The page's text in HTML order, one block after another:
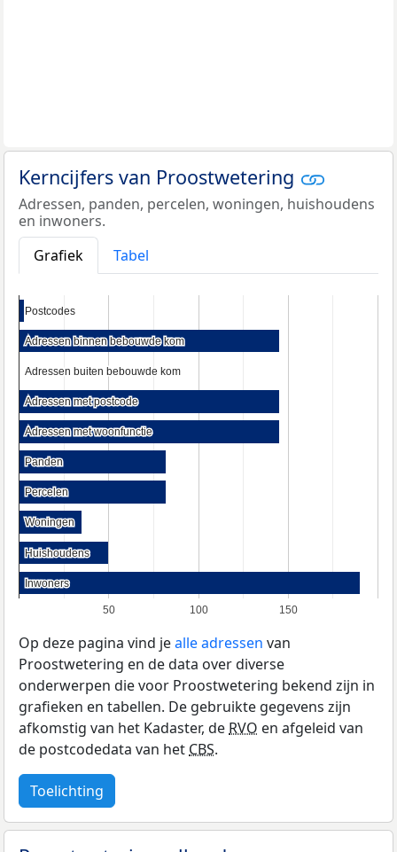
Kerncijfers van Proostwetering
Adressen, panden, percelen, woningen, huishoudens
en inwoners.
Grafiek
Tabel
50 100 150
Postcodes
Postcodes
Adressen binnen bebouwde kom
Adressen binnen bebouwde kom
Adressen buiten bebouwde kom
Adressen buiten bebouwde kom
Adressen met postcode
Adressen met postcode
Adressen met woonfunctie
Adressen met woonfunctie
Panden
Panden
Percelen
Percelen
Woningen
Woningen
Huishoudens
Huishoudens
Inwoners
Inwoners
Op deze pagina vind jealle adressen van
Proostwetering en de data over diverse
onderwerpen die voor Proostwetering bekend zijn in
grafieken en tabellen. De gebruikte gegevens zijn
afkomstig van het Kadaster, deRVO en afgeleid van
de postcodedata van hetCBS.
Toelichting